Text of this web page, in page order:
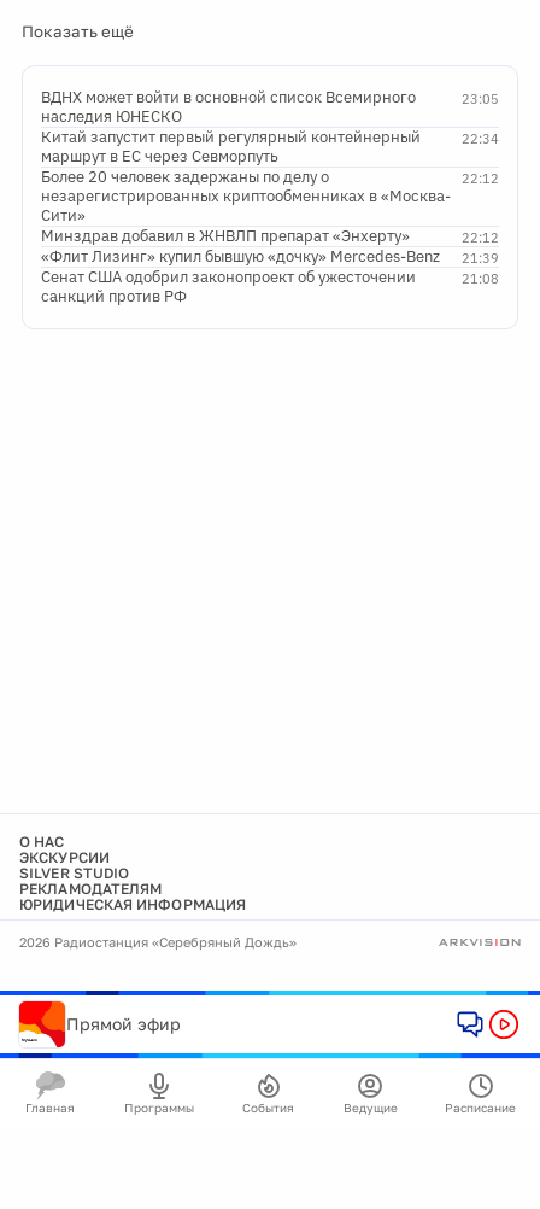
Показать ещё
23:05
ВДНХ может войти в основной список Всемирного
наследия ЮНЕСКО
22:34
Китай запустит первый регулярный контейнерный
маршрут в ЕС через Севморпуть
22:12
Более 20 человек задержаны по делу о
незарегистрированных криптообменниках в «Москва-
Сити»
22:12
Минздрав добавил в ЖНВЛП препарат «Энхерту»
21:39
«Флит Лизинг» купил бывшую «дочку» Mercedes-Benz
21:08
Сенат США одобрил законопроект об ужесточении
санкций против РФ
О НАС
ЭКСКУРСИИ
SILVER STUDIO
РЕКЛАМОДАТЕЛЯМ
ЮРИДИЧЕСКАЯ ИНФОРМАЦИЯ
2026 Радиостанция «Серебряный Дождь»
Прямой эфир
Главная Программы События Ведущие Расписание